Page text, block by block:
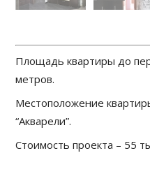
Площадь квартиры до
метров.
Местоположение
“Акварели”.
Стоимость проекта – 55